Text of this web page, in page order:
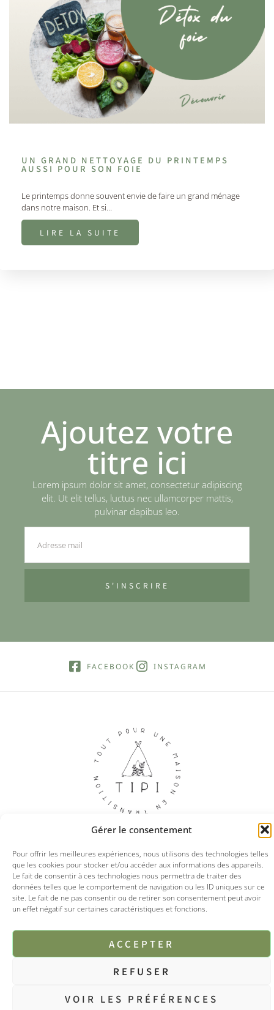
Gérer le consentement
Pour offrir les meilleures expériences, nous utilisons des technologies telles
que les cookies pour stocker et/ou accéder aux informations des appareils.
Le fait de consentir à ces technologies nous permettra de traiter des
données telles que le comportement de navigation ou les ID uniques sur ce
site. Le fait de ne pas consentir ou de retirer son consentement peut avoir
un effet négatif sur certaines caractéristiques et fonctions.
ACCEPTER
REFUSER
VOIR LES PRÉFÉRENCES
UN GRAND NETTOYAGE DU PRINTEMPS
AUSSI POUR SON FOIE
Le printemps donne souvent envie de faire un grand ménage
dans notre maison. Et si…
LIRE LA SUITE
Ajoutez votre
titre ici
Lorem ipsum dolor sit amet, consectetur adipiscing
elit. Ut elit tellus, luctus nec ullamcorper mattis,
pulvinar dapibus leo.
S'INSCRIRE
FACEBOOK INSTAGRAM
© 2025 Tipi boutique
Mentions légalesCGVPolitique de confidentialités